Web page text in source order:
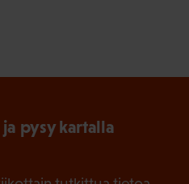
pysy kartalla